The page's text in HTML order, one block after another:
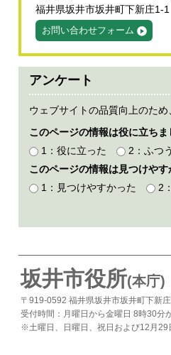
福井県坂井市坂井町下新庄1-1
お問い合わせフォーム
アンケート
ウェブサイトの品質向上のた
このページの情報は役に立ちま
1：役に立った
2：ふつう
このページの情報は見つけやす
1：見つけやすかった
2
坂井市役所(本庁)
〒919-0592 福井県坂井市坂井町下新
受付時間：月曜日から金曜日 8時30分
※土曜日、日曜日、祝日および12月29